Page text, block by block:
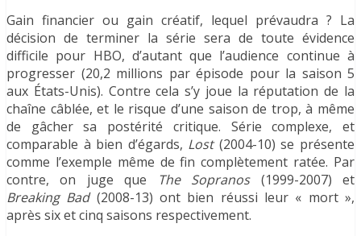
Gain financier ou gain créatif, lequel prévaudra ? La
décision de terminer la série sera de toute évidence
difficile pour HBO, d’autant que l’audience continue à
progresser (20,2 millions par épisode pour la saison 5
aux États-Unis). Contre cela s’y joue la réputation de la
chaîne câblée, et le risque d’une saison de trop, à même
de gâcher sa postérité critique. Série complexe, et
comparable à bien d’égards, Lost (2004-10) se présente
comme l’exemple même de fin complètement ratée. Par
contre, on juge que
The Sopranos (1999-2007) et
Breaking Bad (2008-13) ont bien réussi leur « mort »,
après six et cinq saisons respectivement.